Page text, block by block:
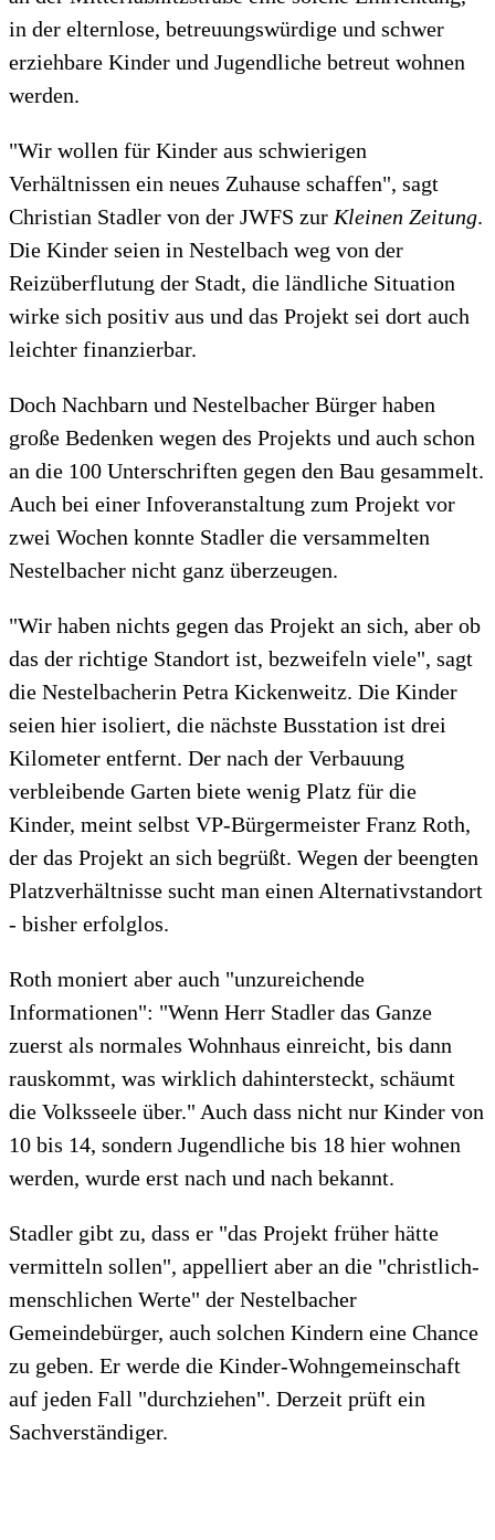
in der elternlose, betreuungswürdige und schwer
erziehbare Kinder und Jugendliche betreut wohnen
werden.
"Wir wollen für Kinder aus schwierigen
Verhältnissen ein neues Zuhause schaffen", sagt
Christian Stadler von der JWFS zur Kleinen Zeitung.
Die Kinder seien in Nestelbach weg von der
Reizüberflutung der Stadt, die ländliche Situation
wirke sich positiv aus und das Projekt sei dort auch
leichter finanzierbar.
Doch Nachbarn und Nestelbacher Bürger haben
große Bedenken wegen des Projekts und auch schon
an die 100 Unterschriften gegen den Bau gesammelt.
Auch bei einer Infoveranstaltung zum Projekt vor
zwei Wochen konnte Stadler die versammelten
Nestelbacher nicht ganz überzeugen.
"Wir haben nichts gegen das Projekt an sich, aber ob
das der richtige Standort ist, bezweifeln viele", sagt
die Nestelbacherin Petra Kickenweitz. Die Kinder
seien hier isoliert, die nächste Busstation ist drei
Kilometer entfernt. Der nach der Verbauung
verbleibende Garten biete wenig Platz für die
Kinder, meint selbst VP-Bürgermeister Franz Roth,
der das Projekt an sich begrüßt. Wegen der beengten
Platzverhältnisse sucht man einen Alternativstandort
- bisher erfolglos.
Roth moniert aber auch "unzureichende
Informationen": "Wenn Herr Stadler das Ganze
zuerst als normales Wohnhaus einreicht, bis dann
rauskommt, was wirklich dahintersteckt, schäumt
die Volksseele über." Auch dass nicht nur Kinder von
10 bis 14, sondern Jugendliche bis 18 hier wohnen
werden, wurde erst nach und nach bekannt.
Stadler gibt zu, dass er "das Projekt früher hätte
vermitteln sollen", appelliert aber an die "christlich-
menschlichen Werte" der Nestelbacher
Gemeindebürger, auch solchen Kindern eine Chance
zu geben. Er werde die Kinder-Wohngemeinschaft
auf jeden Fall "durchziehen". Derzeit prüft ein
Sachverständiger.